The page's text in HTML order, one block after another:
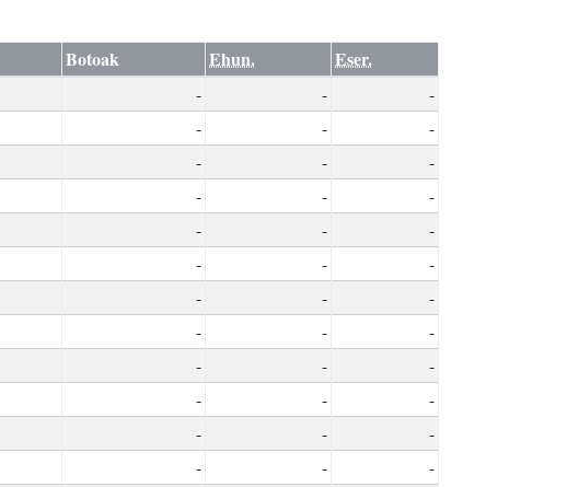
Botoak Ehun. Eser.
- -
-
- -
-
- -
-
- -
-
- -
-
- -
-
- -
-
- -
-
- -
-
- -
-
- -
-
- -
-